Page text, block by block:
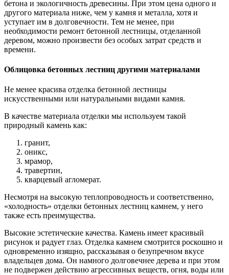
бетона и экологичность древесины. При этом цена одного и
другого материала ниже, чем у камня и металла, хотя и
уступает им в долговечности. Тем не менее, при
необходимости ремонт бетонной лестницы, отделанной
деревом, можно произвести без особых затрат средств и
времени.
Облицовка бетонных лестниц другими материалами
Не менее красива отделка бетонной лестницы
искусственными или натуральными видами камня.
В качестве материала отделки мы используем такой
природный камень как:
гранит,
оникс,
мрамор,
травертин,
кварцевый агломерат.
Несмотря на высокую теплопроводность и соответственно,
«холодность» отделки бетонных лестниц камнем, у него
также есть преимущества.
Высокие эстетические качества. Камень имеет красивый
рисунок и радует глаз. Отделка камнем смотрится роскошно и
одновременно изящно, рассказывая о безупречном вкусе
владельцев дома. Он намного долговечнее дерева и при этом
не подвержен действию агрессивных веществ, огня, воды или